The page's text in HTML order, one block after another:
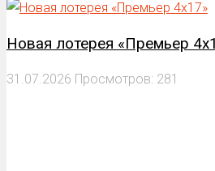
Новая лотерея «Премьер
31.07.2026 Просмотров: 281